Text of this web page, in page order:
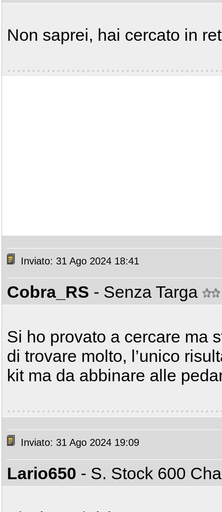
Non saprei, hai cercato in
Inviato: 31 Ago 2024 18:41
Cobra_RS - Senza Targa
Si ho provato a cercare ma
di trovare molto, l’unico
kit ma da abbinare alle
Inviato: 31 Ago 2024 19:09
Lario650 - S. Stock 600